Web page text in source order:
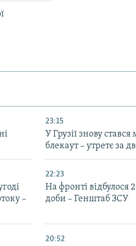
23:15
У Грузії знову
блекаут – утретє за
–
22:23
На фронті відбулося
доби – Генштаб ЗСУ
20:52